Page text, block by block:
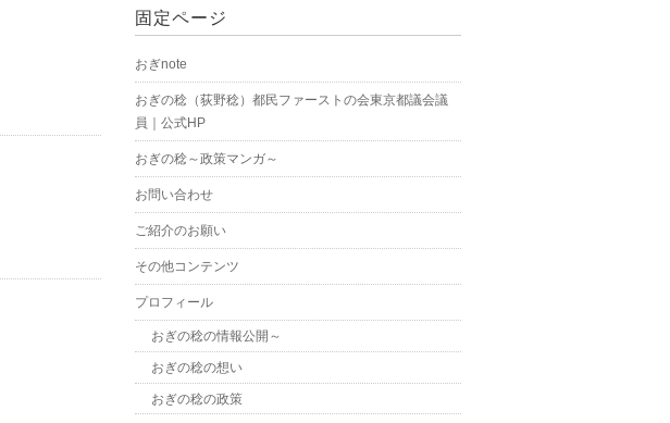
固定ページ
おぎnote
おぎの稔（荻野稔）都民ファーストの会東京都議会議
員｜公式HP
おぎの稔～政策マンガ～
お問い合わせ
ご紹介のお願い
その他コンテンツ
プロフィール
おぎの稔の情報公開～
おぎの稔の想い
おぎの稔の政策